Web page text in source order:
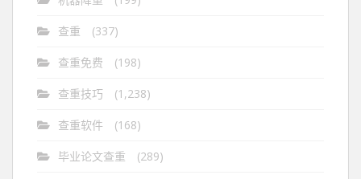
查重 (337)
查重免费 (198)
查重技巧 (1,238)
查重软件 (168)
毕业论文查重 (289)